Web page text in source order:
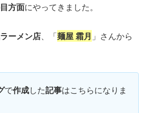
方面にやってきました。
ーメン店、「麺屋 霜月 」さんから
で作成した記事はこちらになりま